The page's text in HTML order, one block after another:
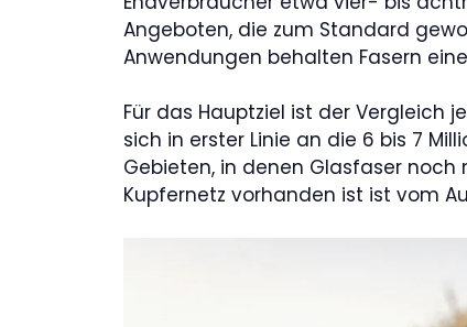
Angeboten, die zum Standard
Anwendungen behalten Fasern
Für das Hauptziel ist der Vergleich
sich in erster Linie an die 6 bis 7
Gebieten, in denen Glasfaser
Kupfernetz vorhanden ist ist vom